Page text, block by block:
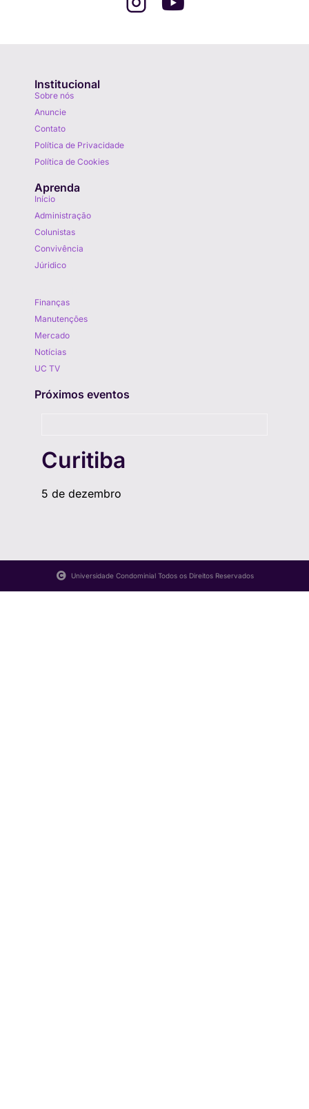
Institucional
Sobre nós
Anuncie
Contato
Política de Privacidade
Política de Cookies
Aprenda
Início
Administração
Colunistas
Convivência
Júridico
Finanças
Manutenções
Mercado
Notícias
UC TV
Próximos eventos
Curitiba
5 de dezembro
Universidade Condominial Todos os Direitos Reservados